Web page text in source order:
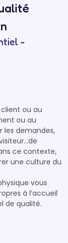
-
ou au
ou au
les demandes,
ce contexte,
une culture du
vous
à l’accueil
de qualité.